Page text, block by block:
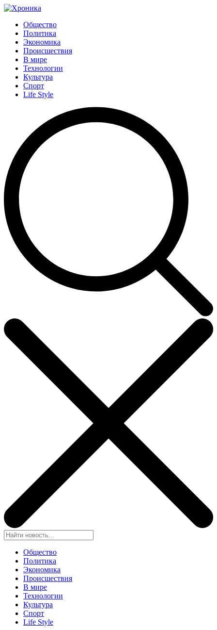
Общество
Политика
Экономика
Происшествия
В мире
Технологии
Культура
Спорт
Life Style
Общество
Политика
Экономика
Происшествия
В мире
Технологии
Культура
Спорт
Life Style